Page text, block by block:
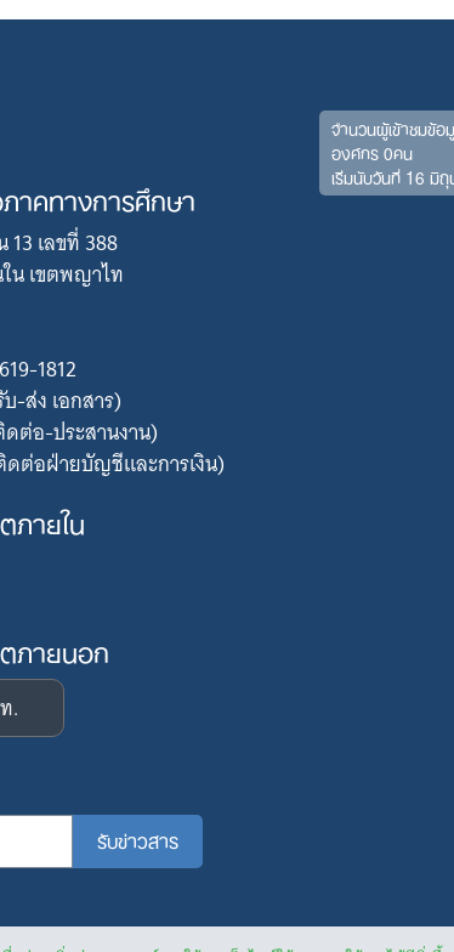
Search
าคทางการศึกษา
13 เลขที่ 388
น เขตพญาไท
1812
-ส่ง เอกสาร)
ดต่อ-ประสานงาน)
ดต่อฝ่ายบัญชีและการเงิน)
ภายใน
ภายนอก
.
จำนวนผู้เข้าชมข้
องค์กร 0คน
เริ่มนับวันที่ 16 มิ